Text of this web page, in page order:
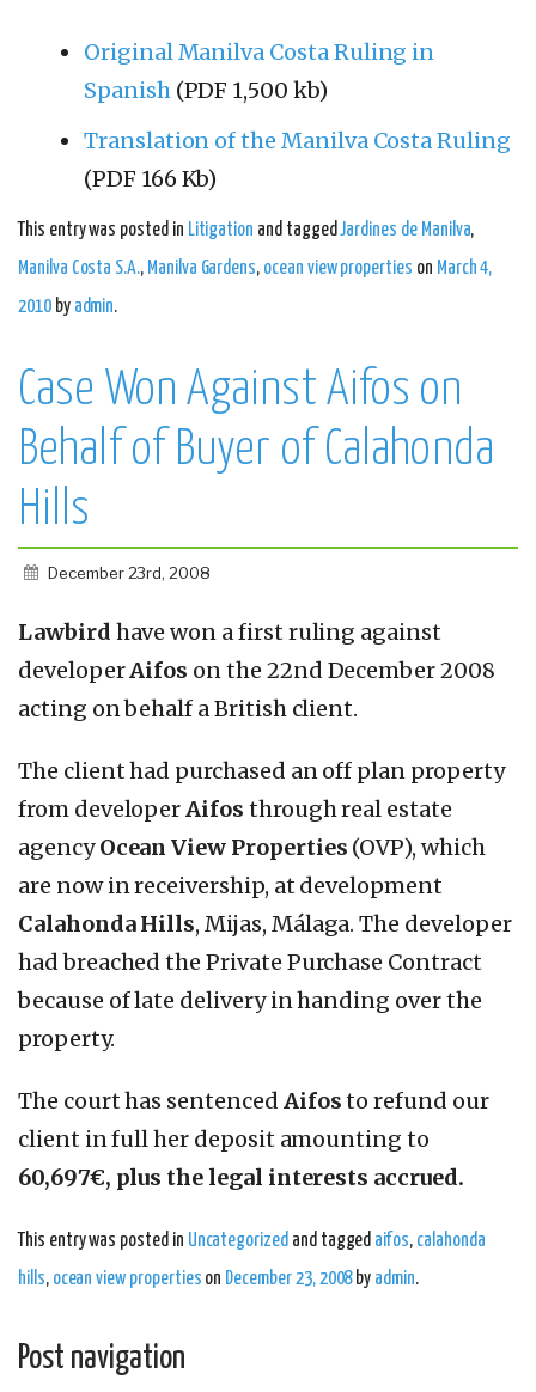
Original Manilva Costa Ruling in
Spanish(PDF 1,500 kb)
Translation of the Manilva Costa Ruling
(PDF 166 Kb)
This entry was posted in Litigation and taggedJardines de Manilva,
Manilva Costa S.A., Manilva Gardens, ocean view properties on March 4,
2010by admin.
Case Won Against Aifos on
Behalf of Buyer of Calahonda
Hills
December 23rd, 2008
Lawbird have won a first ruling against
developerAifos on the 22nd December 2008
acting on behalf a British client.
The client had purchased an off plan property
from developerAifos through real estate
agencyOcean View Properties (OVP), which
are now in receivership, at development
Calahonda Hills, Mijas, Málaga. The developer
had breached the Private Purchase Contract
because of late delivery in handing over the
property.
The court has sentenced Aifosto refund our
client in full her deposit amounting to
60,697€, plus the legal interests accrued.
This entry was posted in Uncategorized and tagged aifos, calahonda
hills, ocean view properties on December 23, 2008by admin.
Post navigation